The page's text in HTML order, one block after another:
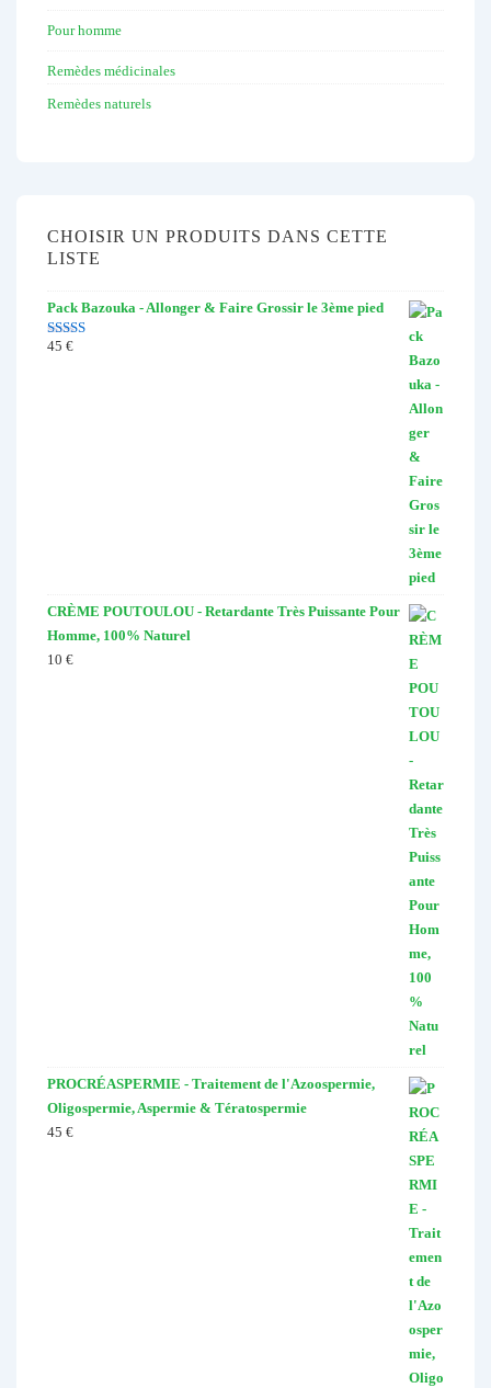
Pour homme
Remèdes médicinales
Remèdes naturels
CHOISIR UN PRODUITS DANS CETTE
LISTE
Pack Bazouka - Allonger & Faire Grossir le 3ème pied
Note
45 €
CRÈME POUTOULOU - Retardante Très Puissante Pour
Homme, 100% Naturel
10 €
PROCRÉASPERMIE - Traitement de l'Azoospermie,
Oligospermie, Aspermie & Tératospermie
45 €